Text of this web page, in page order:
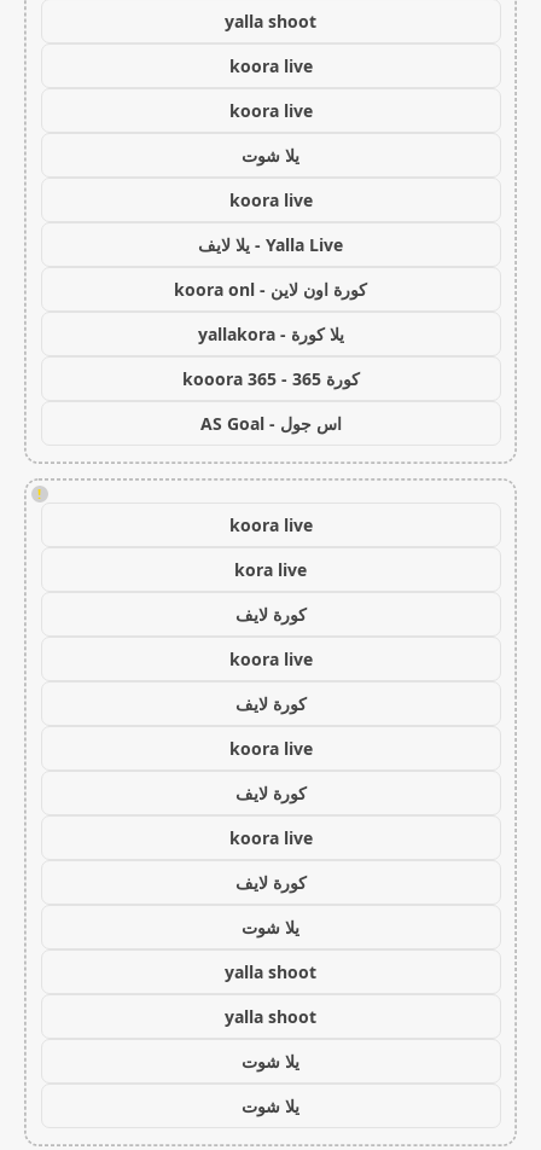
yalla shoot
koora live
koora live
يلا شوت
koora live
Yalla Live - يلا لايف
كورة اون لاين - koora onl
يلا كورة - yallakora
كورة 365 - kooora 365
اس جول - AS Goal
!
koora live
kora live
كورة لايف
koora live
كورة لايف
koora live
كورة لايف
koora live
كورة لايف
يلا شوت
yalla shoot
yalla shoot
يلا شوت
يلا شوت